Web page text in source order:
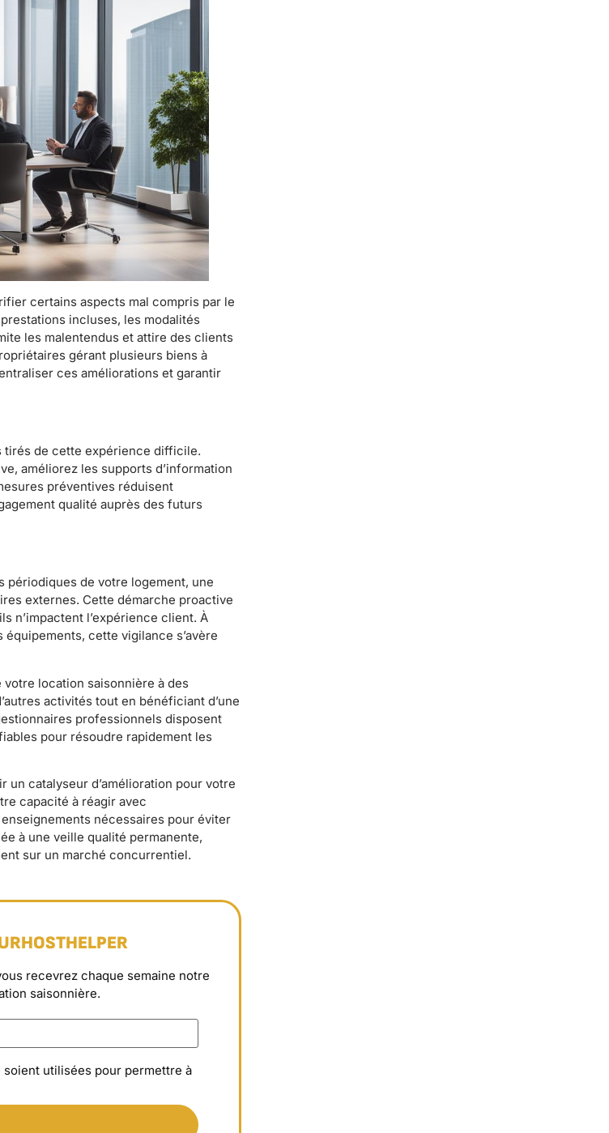
certains aspects mal compris par le
incluses, les modalités
les malentendus et attire des clients
gérant plusieurs biens à
ces améliorations et garantir
tirés de cette expérience difficile.
améliorez les supports d’information
préventives réduisent
qualité auprès des futurs
périodiques de votre logement, une
externes. Cette démarche proactive
n’impactent l’expérience client. À
cette vigilance s’avère
location saisonnière à des
activités tout en bénéficiant d’une
professionnels disposent
pour résoudre rapidement les
un catalyseur d’amélioration pour votre
capacité à réagir avec
nécessaires pour éviter
à une veille qualité permanente,
sur un marché concurrentiel.
recevrez chaque semaine notre
saisonnière.
utilisées pour permettre à